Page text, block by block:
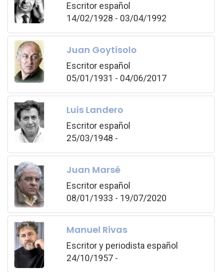
Escritor español
14/02/1928 - 03/04/1992
Juan Goytisolo
Escritor español
05/01/1931 - 04/06/2017
Luis Landero
Escritor español
25/03/1948 -
Juan Marsé
Escritor español
08/01/1933 - 19/07/2020
Manuel Rivas
Escritor y periodista español
24/10/1957 -